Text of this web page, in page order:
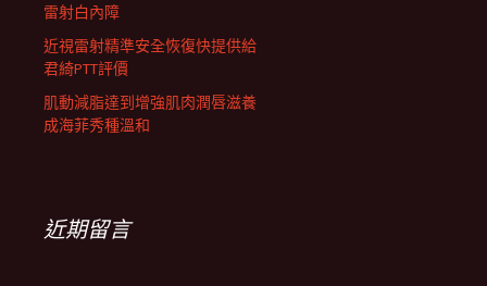
雷射白內障
近視雷射精準安全恢復快提供給
君綺PTT評價
肌動減脂達到增強肌肉潤唇滋養
成海菲秀種溫和
近期留言